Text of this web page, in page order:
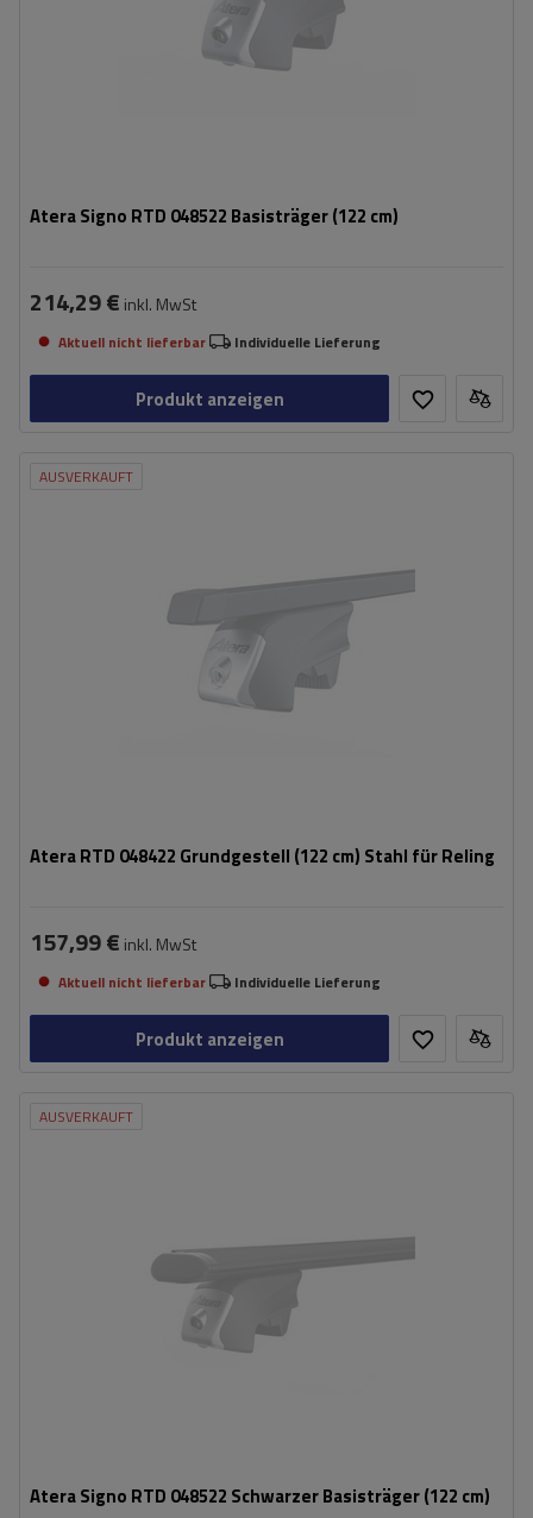
Atera Signo RTD 048522 Basisträger (122 cm)
214,29 € inkl. MwSt
Aktuell nicht lieferbar Individuelle Lieferung
Produkt anzeigen
AUSVERKAUFT
Atera RTD 048422 Grundgestell (122 cm) Stahl für Reling
157,99 € inkl. MwSt
Aktuell nicht lieferbar Individuelle Lieferung
Produkt anzeigen
AUSVERKAUFT
Atera Signo RTD 048522 Schwarzer Basisträger (122 cm)